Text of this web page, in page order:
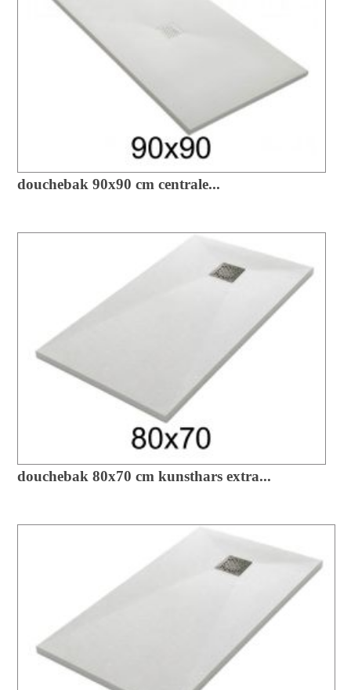
douchebak 90x90 cm centrale...
douchebak 80x70 cm kunsthars extra...